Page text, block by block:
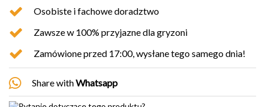
Osobiste i fachowe doradztwo
Zawsze w 100% przyjazne dla gryzoni
Zamówione przed 17:00, wysłane tego samego dnia!
Share withWhatsapp